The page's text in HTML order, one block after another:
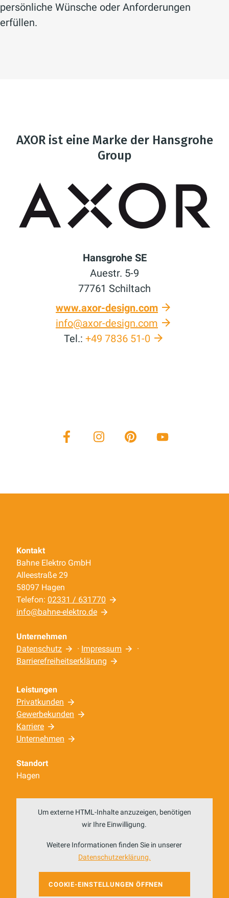
persönliche Wünsche oder Anforderungen
erfüllen.
AXOR ist eine Marke der Hansgrohe
Group
Hansgrohe SE
Auestr. 5-9
77761 Schiltach
www.axor-design.com
info@axor-design.com
Tel.: +49 7836 51-0
Kontakt
Bahne Elektro GmbH
Alleestraße 29
58097 Hagen
Telefon: 02331 / 631770
info@bahne-elektro.de
Unternehmen
Datenschutz
· Impressum
·
Barrierefreiheitserklärung
Leistungen
Privatkunden
Gewerbekunden
Karriere
Unternehmen
Standort
Hagen
Um externe HTML-Inhalte anzuzeigen, benötigen
wir Ihre Einwilligung.
Weitere Informationen finden Sie in unserer
Datenschutzerklärung.
COOKIE-EINSTELLUNGEN ÖFFNEN